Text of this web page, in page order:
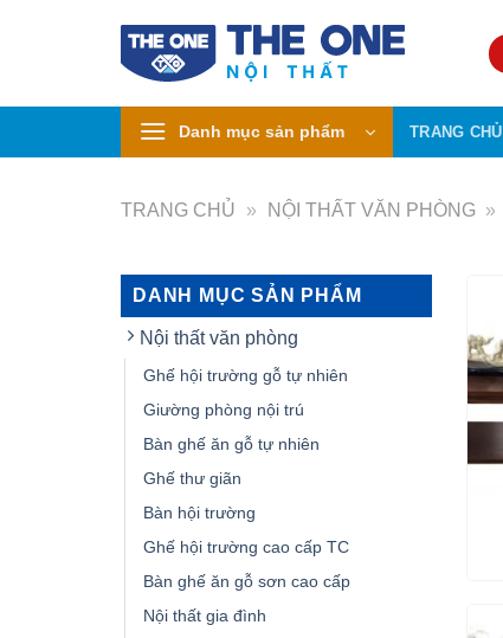
Danh mục sản phẩm TRANG CHỦ
TRANG CHỦ » NỘI THẤT VĂN PHÒNG »
DANH MỤC SẢN PHẨM
Nội thất văn phòng
Ghế hội trường gỗ tự nhiên
Giường phòng nội trú
Bàn ghế ăn gỗ tự nhiên
Ghế thư giãn
Bàn hội trường
Ghế hội trường cao cấp TC
Bàn ghế ăn gỗ sơn cao cấp
Nội thất gia đình